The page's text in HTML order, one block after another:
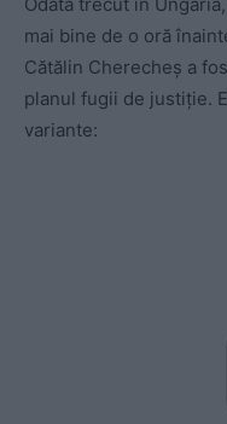
mai bine de o oră
Cătălin Cherecheș a
planul fugii de justiție.
variante: